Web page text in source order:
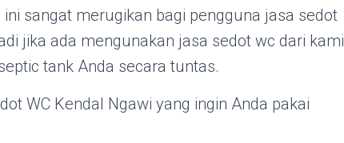
sangat merugikan bagi pengguna jasa sedot
jika ada mengunakan jasa sedot wc dari kami
tank Anda secara tuntas.
WC Kendal Ngawi yang ingin Anda pakai